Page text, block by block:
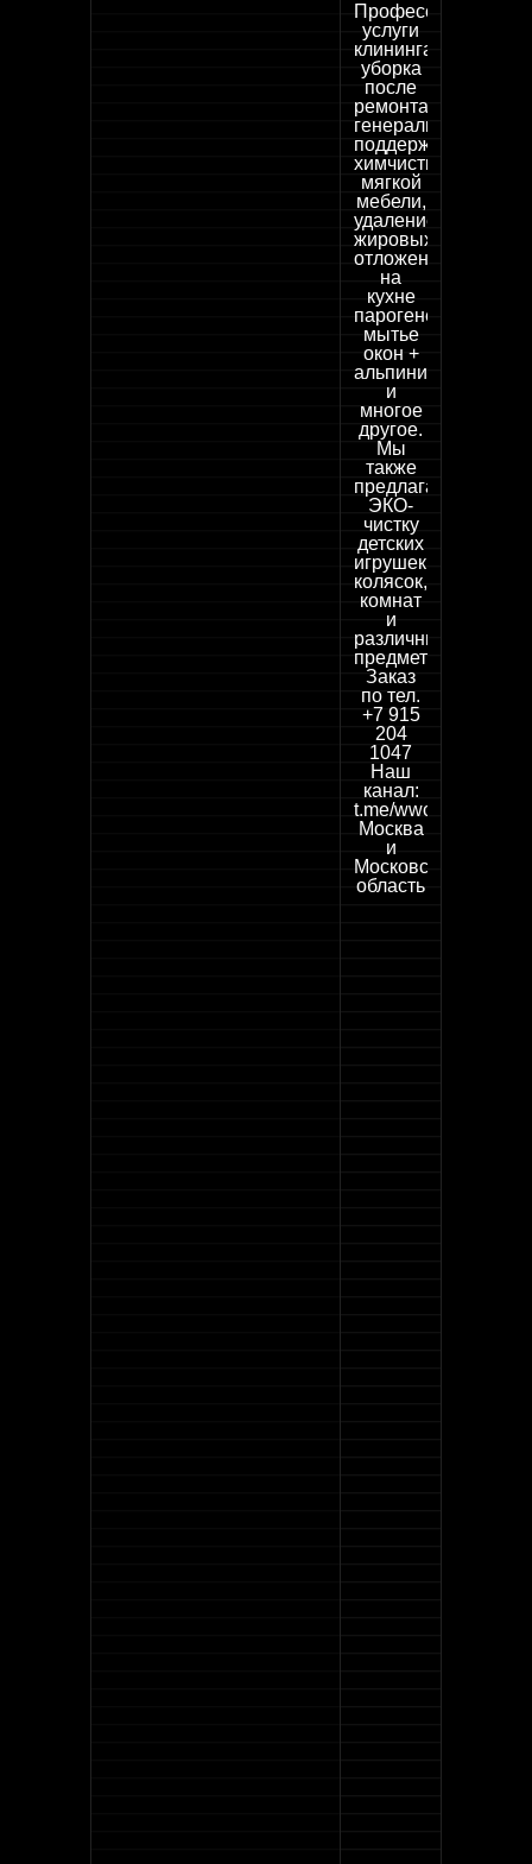
услуги
клининга:
уборка
после
ремонта,
генеральная,
поддерживающая,
химчистка
мягкой
мебели,
удаление
жировых
отложений
на
кухне
парогенератором,
мытье
окон +
альпинист
и
многое
другое.
Мы
также
предлагаем
ЭКО-
чистку
детских
игрушек,
колясок,
комнат
и
различных
предметов.
Заказ
по тел.
+7 915
204
1047
Наш
канал:
t.me/wwcleaning
Москва
и
Московская
область